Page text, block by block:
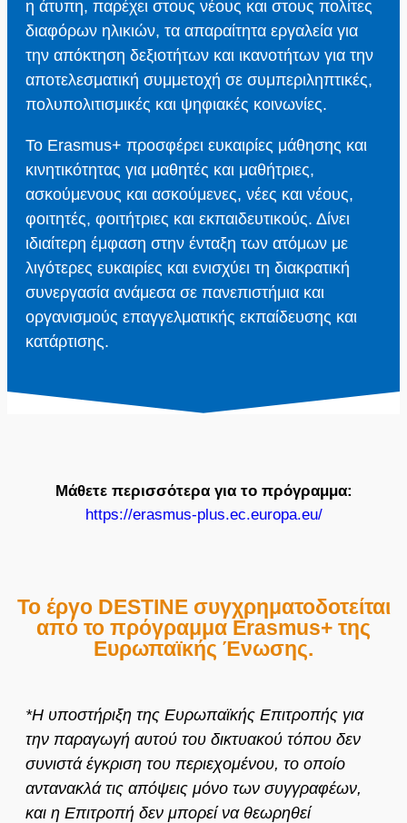
η άτυπη, παρέχει στους νέους και στους πολίτες
διαφόρων ηλικιών, τα απαραίτητα εργαλεία για
την απόκτηση δεξιοτήτων και ικανοτήτων για την
αποτελεσματική συμμετοχή σε συμπεριληπτικές,
πολυπολιτισμικές και ψηφιακές κοινωνίες.
Το Erasmus+ προσφέρει ευκαιρίες μάθησης και
κινητικότητας για μαθητές και μαθήτριες,
ασκούμενους και ασκούμενες, νέες και νέους,
φοιτητές, φοιτήτριες και εκπαιδευτικούς. Δίνει
ιδιαίτερη έμφαση στην ένταξη των ατόμων με
λιγότερες ευκαιρίες και ενισχύει τη διακρατική
συνεργασία ανάμεσα σε πανεπιστήμια και
οργανισμούς επαγγελματικής εκπαίδευσης και
κατάρτισης.
Μάθετε περισσότερα για το πρόγραμμα:
https://erasmus-plus.ec.europa.eu/
Το έργο DESTINE συγχρηματοδοτείται
από το πρόγραμμα Erasmus+ της
Ευρωπαϊκής Ένωσης.
*Η υποστήριξη της Ευρωπαϊκής Επιτροπής για
την παραγωγή αυτού του δικτυακού τόπου δεν
συνιστά έγκριση του περιεχομένου, το οποίο
αντανακλά τις απόψεις μόνο των συγγραφέων,
και η Επιτροπή δεν μπορεί να θεωρηθεί